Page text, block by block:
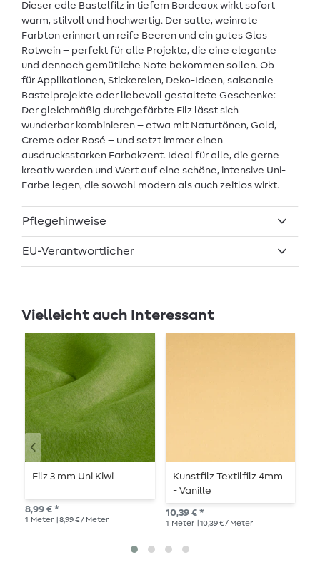
Dieser edle Bastelfilz in tiefem Bordeaux wirkt sofort
warm, stilvoll und hochwertig. Der satte, weinrote
Farbton erinnert an reife Beeren und ein gutes Glas
Rotwein – perfekt für alle Projekte, die eine elegante
und dennoch gemütliche Note bekommen sollen. Ob
für Applikationen, Stickereien, Deko-Ideen, saisonale
Bastelprojekte oder liebevoll gestaltete Geschenke:
Der gleichmäßig durchgefärbte Filz lässt sich
wunderbar kombinieren – etwa mit Naturtönen, Gold,
Creme oder Rosé – und setzt immer einen
ausdrucksstarken Farbakzent. Ideal für alle, die gerne
kreativ werden und Wert auf eine schöne, intensive Uni-
Farbe legen, die sowohl modern als auch zeitlos wirkt.
Pflegehinweise
EU-Verantwortlicher
Vielleicht auch Interessant
Filz 3 mm Uni Kiwi
8,99 € *
1 Meter | 8,99 € / Meter
Kunstfilz Textilfilz 4mm
- Vanille
10,39 € *
1 Meter | 10,39 € / Meter